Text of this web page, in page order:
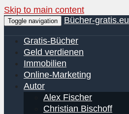
Skip to main content
Toggle navigation Bücher-gratis.eu
Gratis-Bücher
Geld verdienen
Immobilien
Online-Marketing
Autor
Alex Fischer
Christian Bischoff